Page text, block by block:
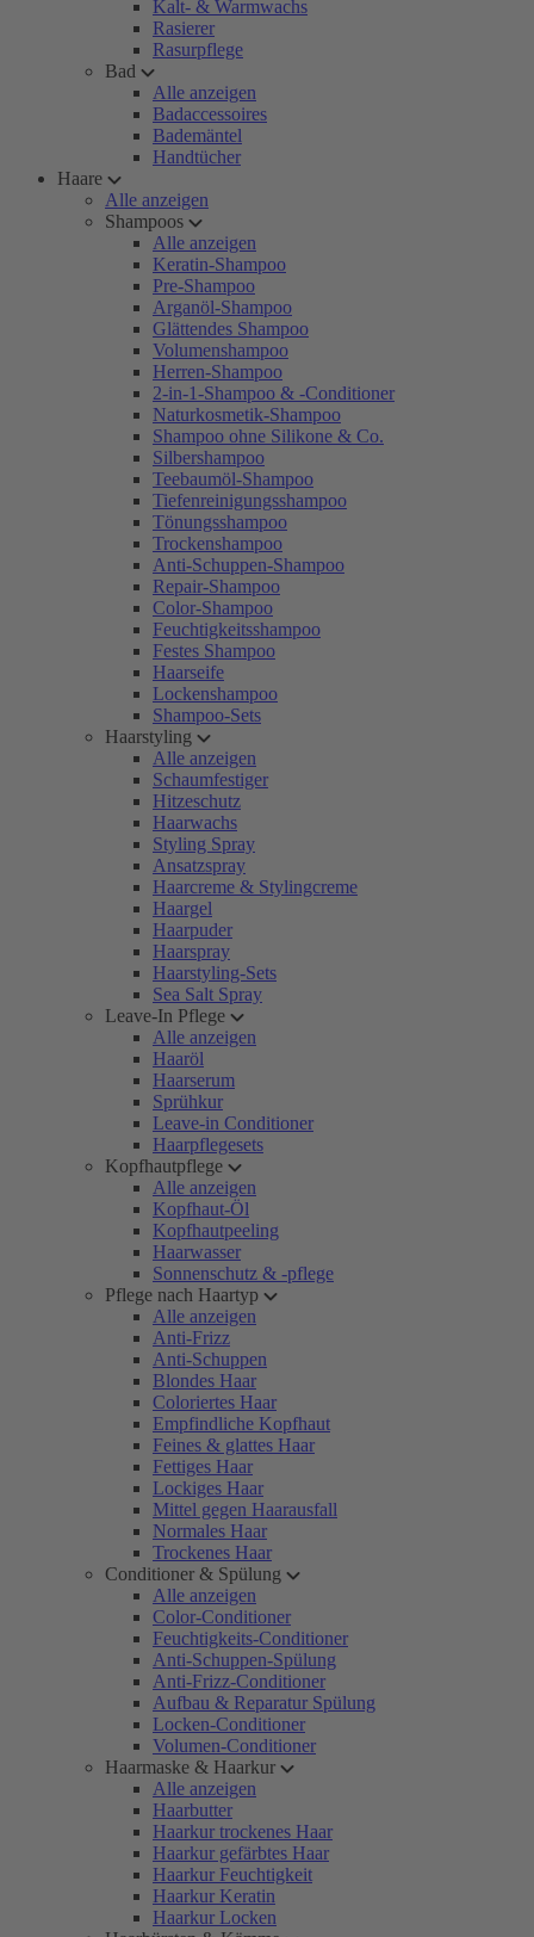
Kalt- & Warmwachs
Rasierer
Rasurpflege
Bad
Alle anzeigen
Badaccessoires
Bademäntel
Handtücher
Haare
Alle anzeigen
Shampoos
Alle anzeigen
Keratin-Shampoo
Pre-Shampoo
Arganöl-Shampoo
Glättendes Shampoo
Volumenshampoo
Herren-Shampoo
2-in-1-Shampoo & -Conditioner
Naturkosmetik-Shampoo
Shampoo ohne Silikone & Co.
Silbershampoo
Teebaumöl-Shampoo
Tiefenreinigungsshampoo
Tönungsshampoo
Trockenshampoo
Anti-Schuppen-Shampoo
Repair-Shampoo
Color-Shampoo
Feuchtigkeitsshampoo
Festes Shampoo
Haarseife
Lockenshampoo
Shampoo-Sets
Haarstyling
Alle anzeigen
Schaumfestiger
Hitzeschutz
Haarwachs
Styling Spray
Ansatzspray
Haarcreme & Stylingcreme
Haargel
Haarpuder
Haarspray
Haarstyling-Sets
Sea Salt Spray
Leave-In Pflege
Alle anzeigen
Haaröl
Haarserum
Sprühkur
Leave-in Conditioner
Haarpflegesets
Kopfhautpflege
Alle anzeigen
Kopfhaut-Öl
Kopfhautpeeling
Haarwasser
Sonnenschutz & -pflege
Pflege nach Haartyp
Alle anzeigen
Anti-Frizz
Anti-Schuppen
Blondes Haar
Coloriertes Haar
Empfindliche Kopfhaut
Feines & glattes Haar
Fettiges Haar
Lockiges Haar
Mittel gegen Haarausfall
Normales Haar
Trockenes Haar
Conditioner & Spülung
Alle anzeigen
Color-Conditioner
Feuchtigkeits-Conditioner
Anti-Schuppen-Spülung
Anti-Frizz-Conditioner
Aufbau & Reparatur Spülung
Locken-Conditioner
Volumen-Conditioner
Haarmaske & Haarkur
Alle anzeigen
Haarbutter
Haarkur trockenes Haar
Haarkur gefärbtes Haar
Haarkur Feuchtigkeit
Haarkur Keratin
Haarkur Locken